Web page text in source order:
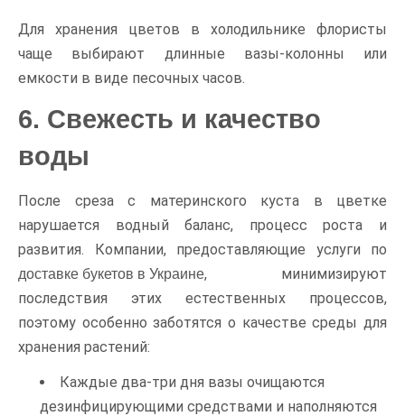
Для хранения цветов в холодильнике флористы
чаще выбирают длинные вазы-колонны или
емкости в виде песочных часов.
6. Свежесть и качество
воды
После среза с материнского куста в цветке
нарушается водный баланс, процесс роста и
развития. Компании, предоставляющие услуги по
доставке букетов в Украине, минимизируют
последствия этих естественных процессов,
поэтому особенно заботятся о качестве среды для
хранения растений:
Каждые два-три дня вазы очищаются
дезинфицирующими средствами и наполняются